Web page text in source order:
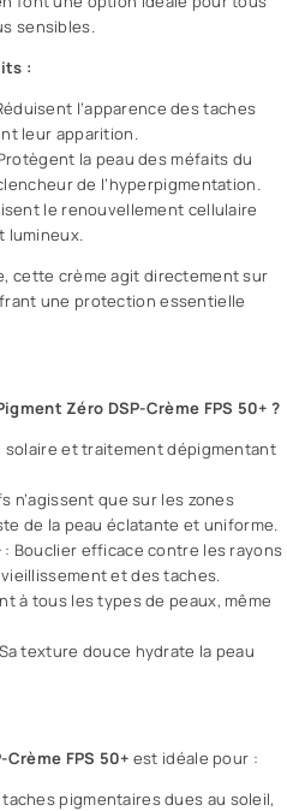
sensibles.
:
l’apparence des taches
leur apparition.
la peau des méfaits du
de l’hyperpigmentation.
le renouvellement cellulaire
lumineux.
cette crème agit directement sur
une protection essentielle
Zéro DSP-Crème FPS 50+ ?
et traitement dépigmentant
n’agissent que sur les zones
de la peau éclatante et uniforme.
: Bouclier efficace contre les rayons
et des taches.
à tous les types de peaux, même
texture douce hydrate la peau
FPS 50+ est idéale pour :
pigmentaires dues au soleil,